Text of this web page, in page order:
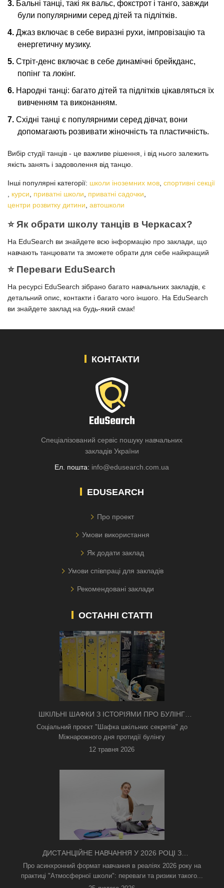
Бальні танці, такі як вальс, фокстрот і танго, завжди
були популярними серед дітей та підлітків.
Джаз включає в себе виразні рухи, імпровізацію та
енергетичну музику.
Стріт-денс включає в себе динамічні брейкданс,
попінг та локінг.
Народні танці: багато дітей та підлітків цікавляться їх
вивченням та виконанням.
Східні танці є популярними серед дівчат, вони
допомагають розвивати жіночність та пластичність.
Вибір студії танців - це важливе рішення, і від нього залежить
якість занять і задоволення від танцю.
Інші популярні категорії: школи іноземних мов спортивні секції
курси приватні школи приватні садочки
центри розвитку дитини автошколи
⭐️ Як обрати школу танців в Черкасах?
На EduSearch ви знайдете всю інформацію про заклади, що
навчають танцювати та зможете обрати для себе найкращий
⭐️ Переваги EduSearch
На ресурсі EduSearch зібрано багато навчальних закладів, є
детальний опис, контакти і багато чого іншого. На EduSearch
ви знайдете заклад на будь-який смак!
КОНТАКТИ
Спеціалізований сервіс пошуку навчальних
закладів України
Ел. пошта: info@edusearch.com.ua
EDUSEARCH
Про проект
Умови використання
Як додати заклад
Умови співпраці для закладів
Рекомендовані заклади
ОСТАННІ СТАТТІ
ШКІЛЬНІ ШАФКИ З ІСТОРІЯМИ ПРО БУЛІНГ
З'ЯВИЛИСЯ В КИЄВІ
Соціальний проєкт "Шафка шкільних секретів" до
Міжнарожного дня протидії булінгу
12 травня 2026
ДИСТАНЦІЙНЕ НАВЧАННЯ У 2026 РОЦІ З
ТРИВОГАМИ ТА БЕЗ СВІТЛА: ЯК АСИНХРОННИЙ
ФОРМАТ РЯТУЄ ОСВІТНІЙ ПРОЦЕС
Про асинхронний формат навчання в реаліях 2026 року на
практиці "Атмосферної школи": переваги та ризики такого...